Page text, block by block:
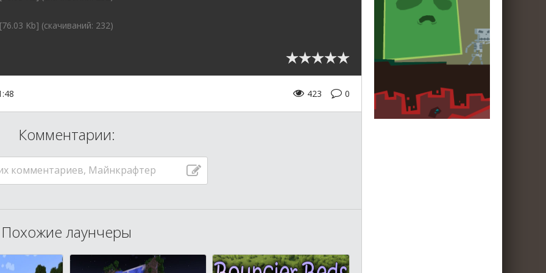
[76.03 Kb] (cкачиваний: 232)
0
423
Комментарии:
комментариев, Майнкрафтер
Похожие лаунчеры